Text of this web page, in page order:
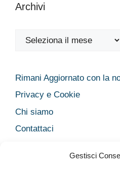
Gestisci
Archivi
Archivi
Rimani Aggiornato con la
Privacy e Cookie
Chi siamo
Contattaci